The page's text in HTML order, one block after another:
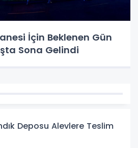
İçin Beklenen Gün
Sona Gelindi
Deposu Alevlere Teslim